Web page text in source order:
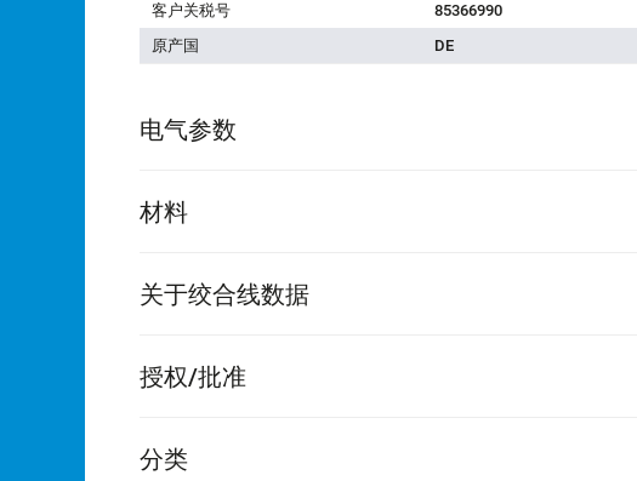
客户关税号
85366990
原产国
DE
电气参数
材料
关于绞合线数据
授权/批准
分类